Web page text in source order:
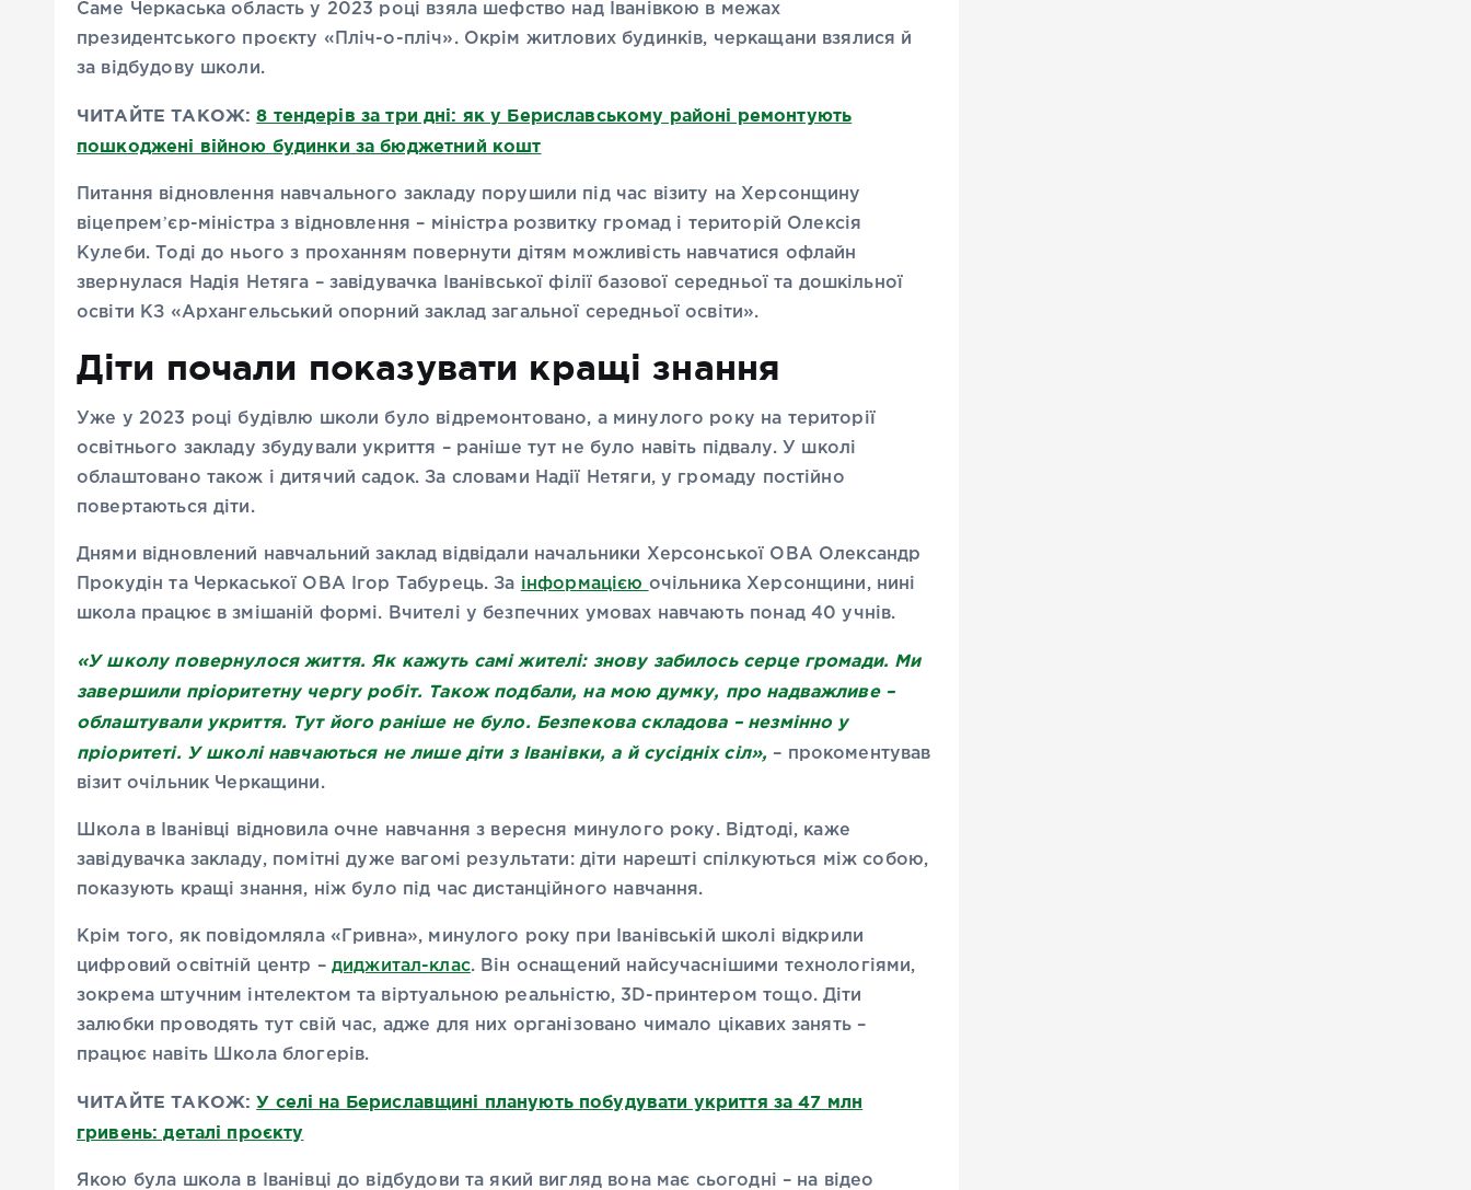
Саме Черкаська область у 2023 році взяла шефство над Іванівкою в межах
президентського проєкту «Пліч-о-пліч». Окрім житлових будинків, черкащани взялися й
за відбудову школи.
ЧИТАЙТЕ ТАКОЖ:8 тендерів за три дні: як у Бериславському районі ремонтують
пошкоджені війною будинки за бюджетний кошт
Питання відновлення навчального закладу порушили під час візиту на Херсонщину
віцепремʼєр-міністра з відновлення – міністра розвитку громад і територій Олексія
Кулеби. Тоді до нього з проханням повернути дітям можливість навчатися офлайн
звернулася Надія Нетяга – завідувачка Іванівської філії базової середньої та дошкільної
освіти КЗ «Архангельський опорний заклад загальної середньої освіти».
Діти почали показувати кращі знання
Уже у 2023 році будівлю школи було відремонтовано, а минулого року на території
освітнього закладу збудували укриття – раніше тут не було навіть підвалу. У школі
облаштовано також і дитячий садок. За словами Надії Нетяги, у громаду постійно
повертаються діти.
Днями відновлений навчальний заклад відвідали начальники Херсонської ОВА Олександр
Прокудін та Черкаської ОВА Ігор Табурець. За інформацією очільника Херсонщини, нині
школа працює в змішаній формі. Вчителі у безпечних умовах навчають понад 40 учнів.
«У школу повернулося життя. Як кажуть самі жителі: знову забилось серце громади. Ми
завершили пріоритетну чергу робіт. Також подбали, на мою думку, про надважливе –
облаштували укриття. Тут його раніше не було. Безпекова складова – незмінно у
пріоритеті. У школі навчаються не лише діти з Іванівки, а й сусідніх сіл», – прокоментував
візит очільник Черкащини.
Школа в Іванівці відновила очне навчання з вересня минулого року. Відтоді, каже
завідувачка закладу, помітні дуже вагомі результати: діти нарешті спілкуються між собою,
показують кращі знання, ніж було під час дистанційного навчання.
Крім того, як повідомляла «Гривна», минулого року при Іванівській школі відкрили
цифровий освітній центр – диджитал-клас. Він оснащений найсучаснішими технологіями,
зокрема штучним інтелектом та віртуальною реальністю, 3D-принтером тощо. Діти
залюбки проводять тут свій час, адже для них організовано чимало цікавих занять –
працює навіть Школа блогерів.
ЧИТАЙТЕ ТАКОЖ:У селі на Бериславщині планують побудувати укриття за 47 млн
гривень: деталі проєкту
Якою була школа в Іванівці до відбудови та який вигляд вона має сьогодні – на відео